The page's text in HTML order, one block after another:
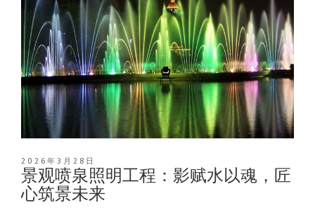
2026年3月28日
景观喷泉照明工程：影赋水以魂，匠
心筑景未来